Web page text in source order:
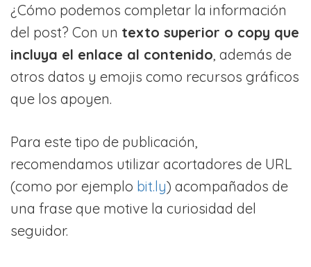
¿Cómo podemos completar la información
del post? Con un texto superior o copy que
incluya el enlace al contenido , además de
otros datos y emojis como recursos gráficos
que los apoyen.
Para este tipo de publicación,
recomendamos utilizar acortadores de URL
(como por ejemplo bit.ly) acompañados de
una frase que motive la curiosidad del
seguidor.